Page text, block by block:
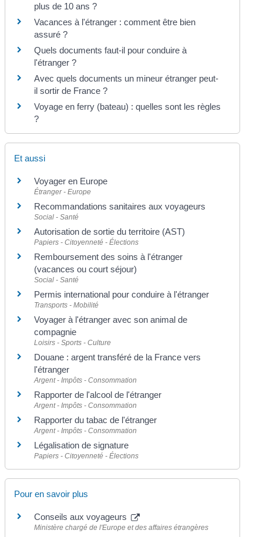
plus de 10 ans ?
Vacances à l'étranger : comment être bien
assuré ?
Quels documents faut-il pour conduire à
l'étranger ?
Avec quels documents un mineur étranger peut-
il sortir de France ?
Voyage en ferry (bateau) : quelles sont les règles
?
Et aussi
Voyager en Europe
Étranger - Europe
Recommandations sanitaires aux voyageurs
Social - Santé
Autorisation de sortie du territoire (AST)
Papiers - Citoyenneté - Élections
Remboursement des soins à l'étranger
(vacances ou court séjour)
Social - Santé
Permis international pour conduire à l'étranger
Transports - Mobilité
Voyager à l'étranger avec son animal de
compagnie
Loisirs - Sports - Culture
Douane : argent transféré de la France vers
l'étranger
Argent - Impôts - Consommation
Rapporter de l'alcool de l'étranger
Argent - Impôts - Consommation
Rapporter du tabac de l'étranger
Argent - Impôts - Consommation
Légalisation de signature
Papiers - Citoyenneté - Élections
Pour en savoir plus
Conseils aux voyageurs
Ministère chargé de l'Europe et des affaires étrangères